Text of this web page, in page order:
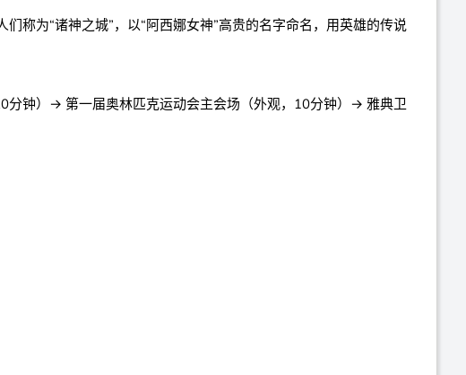
称为“诸神之城”，以“阿西娜女神”高贵的名字命名，用英雄的传说
钟）→ 第一届奥林匹克运动会主会场（外观，10分钟）→ 雅典卫